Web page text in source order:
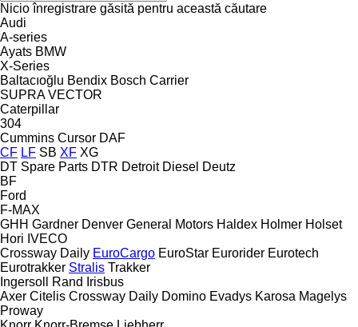
Nicio înregistrare găsită pentru această căutare
Audi
A-series
Ayats BMW
X-Series
Baltacıoğlu Bendix Bosch Carrier
SUPRA VECTOR
Caterpillar
304
Cummins Cursor DAF
CF LF SB XF XG
DT Spare Parts DTR Detroit Diesel Deutz
BF
Ford
F-MAX
GHH Gardner Denver General Motors Haldex Holmer Holset
Hori IVECO
Crossway Daily EuroCargo EuroStar Eurorider Eurotech
Eurotrakker Stralis Trakker
Ingersoll Rand
Irisbus
Axer Citelis Crossway Daily Domino Evadys Karosa Magelys
Proway